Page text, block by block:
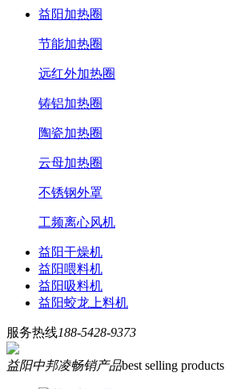
益阳加热圈
节能加热圈
远红外加热圈
铸铝加热圈
陶瓷加热圈
云母加热圈
不锈钢外罩
工频离心风机
益阳干燥机
益阳喂料机
益阳吸料机
益阳蛟龙上料机
服务热线188-5428-9373
益阳中邦凌畅销产品best selling products